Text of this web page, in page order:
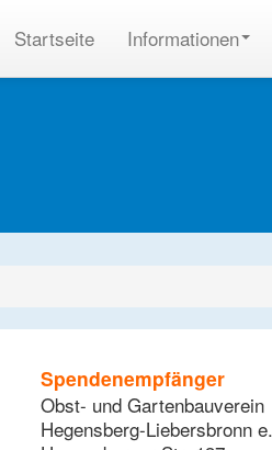
Startseite Informationen
Spendenempfänger
Obst- und Gartenbauverein
Hegensberg-Liebersbronn